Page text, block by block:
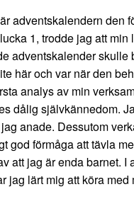
adventskalendern den
1, trodde jag att min
adventskalender skulle
här och var när den
analys av min
dålig självkännedom.
anade. Dessutom
god förmåga att tävla
att jag är enda barnet. I
jag lärt mig att köra med